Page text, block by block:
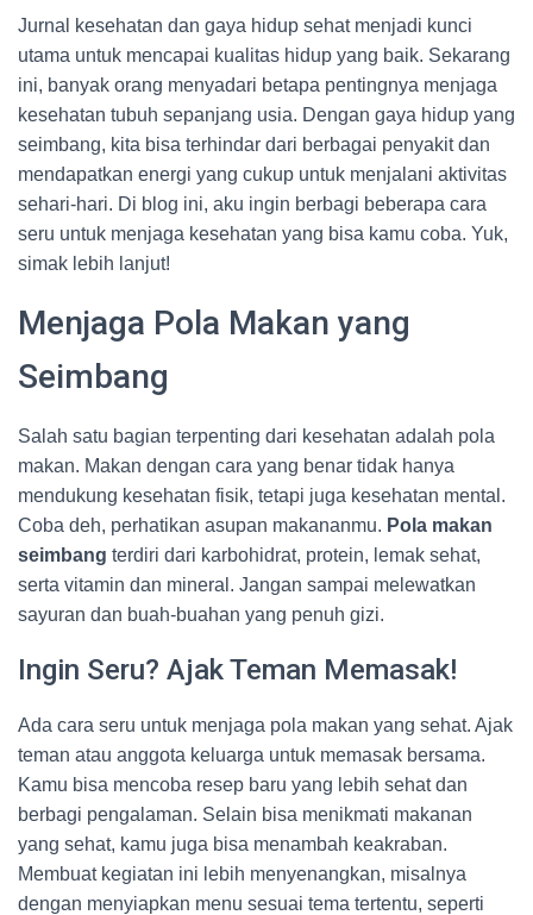
Jurnal kesehatan dan gaya hidup sehat menjadi kunci
utama untuk mencapai kualitas hidup yang baik. Sekarang
ini, banyak orang menyadari betapa pentingnya menjaga
kesehatan tubuh sepanjang usia. Dengan gaya hidup yang
seimbang, kita bisa terhindar dari berbagai penyakit dan
mendapatkan energi yang cukup untuk menjalani aktivitas
sehari-hari. Di blog ini, aku ingin berbagi beberapa cara
seru untuk menjaga kesehatan yang bisa kamu coba. Yuk,
simak lebih lanjut!
Menjaga Pola Makan yang
Seimbang
Salah satu bagian terpenting dari kesehatan adalah pola
makan. Makan dengan cara yang benar tidak hanya
mendukung kesehatan fisik, tetapi juga kesehatan mental.
Coba deh, perhatikan asupan makananmu. Pola makan
seimbang terdiri dari karbohidrat, protein, lemak sehat,
serta vitamin dan mineral. Jangan sampai melewatkan
sayuran dan buah-buahan yang penuh gizi.
Ingin Seru? Ajak Teman Memasak!
Ada cara seru untuk menjaga pola makan yang sehat. Ajak
teman atau anggota keluarga untuk memasak bersama.
Kamu bisa mencoba resep baru yang lebih sehat dan
berbagi pengalaman. Selain bisa menikmati makanan
yang sehat, kamu juga bisa menambah keakraban.
Membuat kegiatan ini lebih menyenangkan, misalnya
dengan menyiapkan menu sesuai tema tertentu, seperti